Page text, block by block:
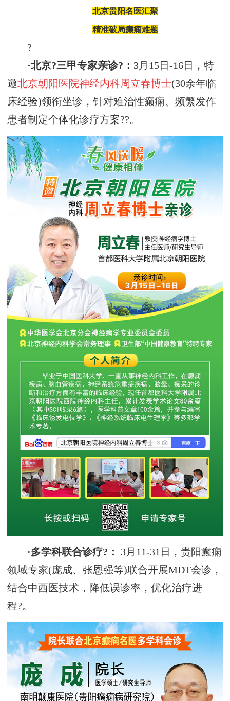
北京贵阳名医汇聚
精准破局癫痫难题
?
·北京?三甲专家亲诊?： 3月15日-16日，特
邀北京朝阳医院神经内科周立春博士(30余年临
床经验)领衔坐诊，针对难治性癫痫、频繁发作
患者制定个体化诊疗方案??。
·多学科联合诊疗?：
3月11-31日，贵阳癫痫
领域专家(庞成、张恩强等)联合开展MDT会诊，
结合中西医技术，降低误诊率，优化治疗进
程?。